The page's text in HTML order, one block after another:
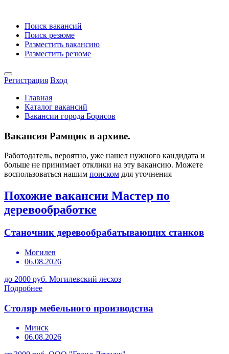
Поиск вакансий
Поиск резюме
Разместить вакансию
Разместить резюме
Регистрация Вход
Главная
Каталог вакансий
Вакансии города Борисов
Вакансия Рамщик в архиве.
Работодатель, вероятно, уже нашел нужного кандидата и
больше не принимает отклики на эту вакансию. Можете
воспользоваться нашим поиском для уточнения
Похожие вакансии Мастер по
деревообработке
Станочник деревообрабатывающих станков
Могилев
06.08.2026
до 2000 руб. Могилевский лесхоз
Подробнее
Столяр мебельного производства
Минск
06.08.2026